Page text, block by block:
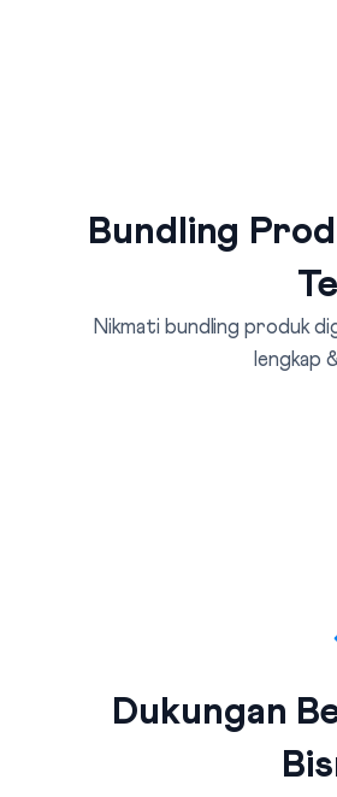
Bundling
Nikmati bundling produk
lengkap
Dukungan